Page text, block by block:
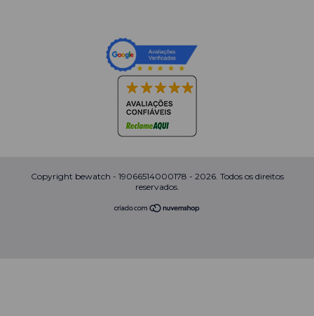
Copyright bewatch - 19066514000178 - 2026. Todos os direitos
reservados.